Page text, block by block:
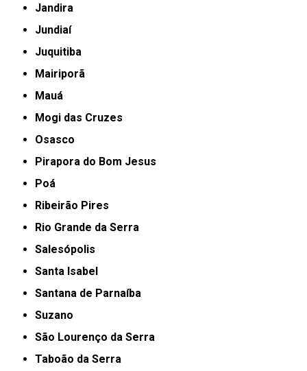
Jandira
Jundiaí
Juquitiba
Mairiporã
Mauá
Mogi das Cruzes
Osasco
Pirapora do Bom Jesus
Poá
Ribeirão Pires
Rio Grande da Serra
Salesópolis
Santa Isabel
Santana de Parnaíba
Suzano
São Lourenço da Serra
Taboão da Serra